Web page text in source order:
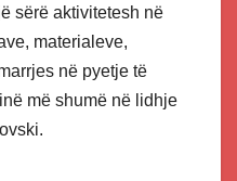
sërë aktivitetesh në
materialeve,
në pyetje të
më shumë në lidhje